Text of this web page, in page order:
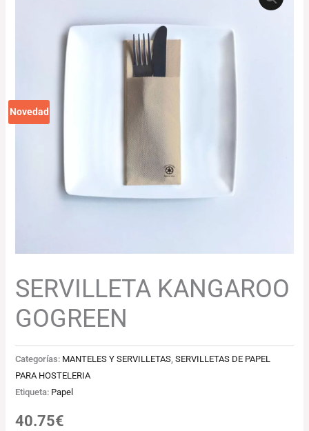
Novedad
SERVILLETA KANGAROO
GOGREEN
Categorías: MANTELES Y SERVILLETAS ,SERVILLETAS DE PAPEL
PARA HOSTELERIA
Etiqueta: Papel
40.75€